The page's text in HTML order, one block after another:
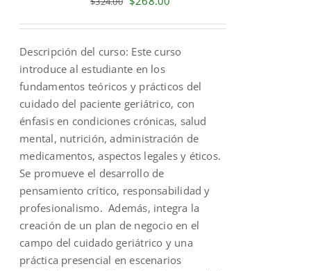
$324.00.$268.00.
Descripción del curso: Este curso
introduce al estudiante en los
fundamentos teóricos y prácticos del
cuidado del paciente geriátrico, con
énfasis en condiciones crónicas, salud
mental, nutrición, administración de
medicamentos, aspectos legales y éticos.
Se promueve el desarrollo de
pensamiento crítico, responsabilidad y
profesionalismo. Además, integra la
creación de un plan de negocio en el
campo del cuidado geriátrico y una
práctica presencial en escenarios